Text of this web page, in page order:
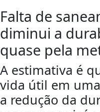
Falta de
diminui a
quase pela
A estimativa é
vida útil em
a redução da